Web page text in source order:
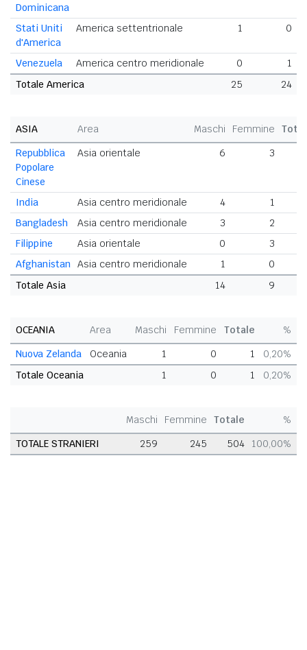
Dominicana
Stati Uniti
d'America
America settentrionale 1 0
Venezuela America centro meridionale 0
1
Totale America
25 24
ASIA Area Maschi Femmine
Repubblica
Popolare
Cinese
Asia orientale 6 3
India Asia centro meridionale 4 1
Bangladesh
Asia centro meridionale 3 2
Filippine
Asia orientale 0
3
Afghanistan Asia centro meridionale 1
0
Totale Asia
14 9
OCEANIA Area Maschi Femmine Totale
%
Nuova Zelanda
Oceania 1 0 1
0,20%
Totale Oceania
1 0 1 0,20%
Maschi Femmine Totale
%
TOTALE STRANIERI
259 245 504 100,00%